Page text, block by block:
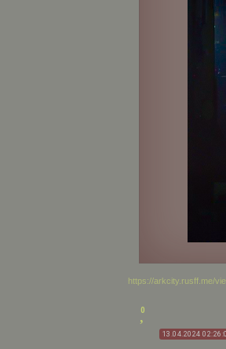
https://arkcity.rusff.me/
0
13.04.2024